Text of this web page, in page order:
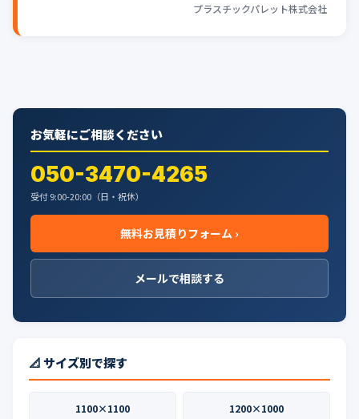
プラスチックパレット株式会社
お気軽にご相談ください
050-3470-4265
受付 9:00-20:00（日・祝休）
無料お見積りフォーム ›
メールで相談する
📐 サイズ別で探す
1100×1100 1200×1000